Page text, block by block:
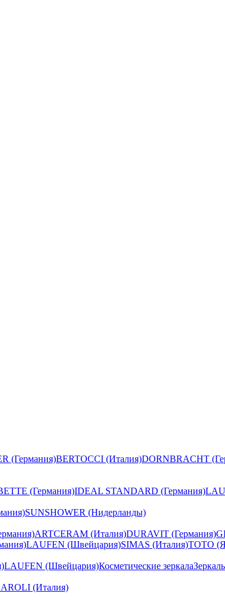
(Германия)BERTOCCI (Италия)DORNBRACHT
(Германия)IDEAL STANDARD (Германия)
SUNSHOWER (Нидерланды)
ARTCERAM (Италия)DURAVIT (Германия)
LAUFEN (Швейцария)SIMAS (Италия)TOTO
LAUFEN (Швейцария)Косметические зеркала
(Италия)